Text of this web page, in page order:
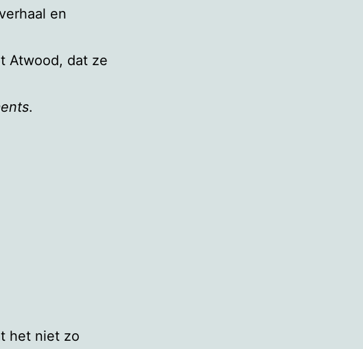
en
Atwood, dat ze
.
het niet zo